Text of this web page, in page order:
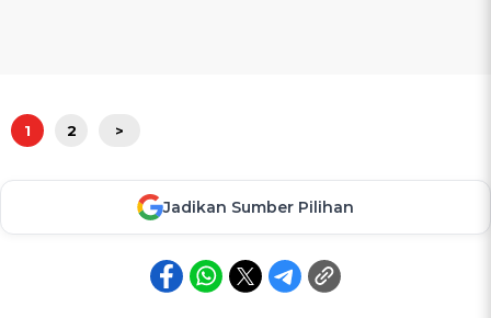
1 2 >
Jadikan Sumber Pilihan